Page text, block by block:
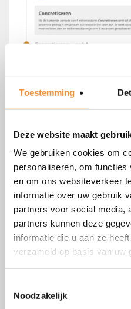
Toestemming
Deze website maakt
We gebruiken cookies om
personaliseren, om
en om ons websiteverkeer
informatie over uw gebruik
partners voor social media,
partners kunnen deze
informatie die u aan ze
verzameld op basis van uw
Noodzakelijk
Aan de slag
Bel me terug voor
Ik bestel graag de
inclusief 1 jaar toegang
ontvang apart de
Voornaam
Achternaam*